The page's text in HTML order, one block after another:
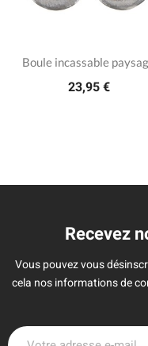
Boule incassable
23,95 €
Recevez
Vous pouvez vous
cela nos informations de